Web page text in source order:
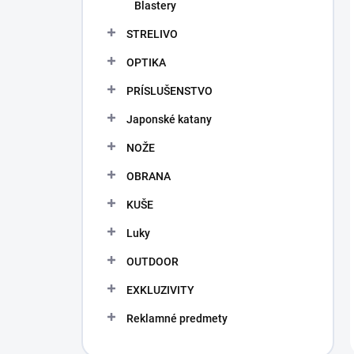
Blastery
STRELIVO
OPTIKA
PRÍSLUŠENSTVO
Japonské katany
NOŽE
OBRANA
KUŠE
Luky
OUTDOOR
EXKLUZIVITY
Reklamné predmety